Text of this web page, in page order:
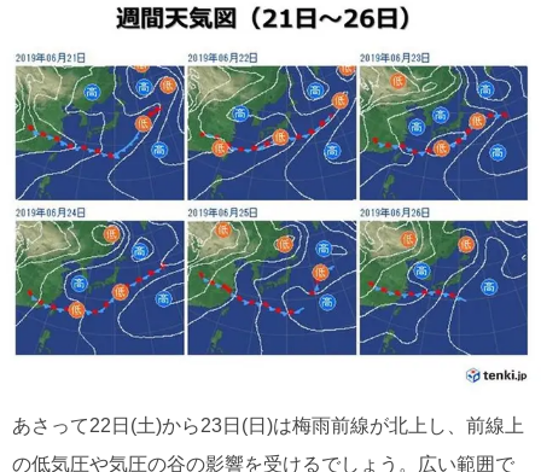
あさって22日(土)から23日(日)は梅雨前線が北上し、前線上
の低気圧や気圧の谷の影響を受けるでしょう。広い範囲で